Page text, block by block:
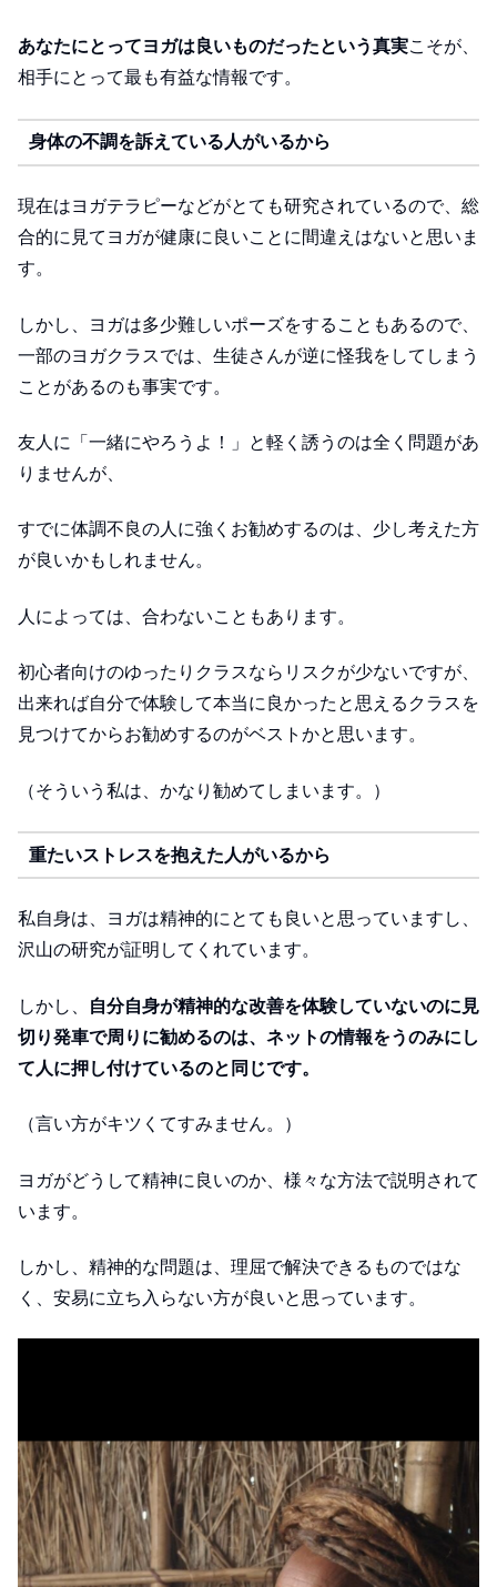
あなたにとってヨガは良いものだったという真実こそが、
相手にとって最も有益な情報です。
身体の不調を訴えている人がいるから
現在はヨガテラピーなどがとても研究されているので、総
合的に見てヨガが健康に良いことに間違えはないと思いま
す。
しかし、ヨガは多少難しいポーズをすることもあるので、
一部のヨガクラスでは、生徒さんが逆に怪我をしてしまう
ことがあるのも事実です。
友人に「一緒にやろうよ！」と軽く誘うのは全く問題があ
りませんが、
すでに体調不良の人に強くお勧めするのは、少し考えた方
が良いかもしれません。
人によっては、合わないこともあります。
初心者向けのゆったりクラスならリスクが少ないですが、
出来れば自分で体験して本当に良かったと思えるクラスを
見つけてからお勧めするのがベストかと思います。
（そういう私は、かなり勧めてしまいます。）
重たいストレスを抱えた人がいるから
私自身は、ヨガは精神的にとても良いと思っていますし、
沢山の研究が証明してくれています。
しかし、
自分自身が精神的な改善を体験していないのに見
切り発車で周りに勧めるのは、ネットの情報をうのみにし
て人に押し付けているのと同じです。
（言い方がキツくてすみません。）
ヨガがどうして精神に良いのか、様々な方法で説明されて
います。
しかし、精神的な問題は、理屈で解決できるものではな
く、安易に立ち入らない方が良いと思っています。